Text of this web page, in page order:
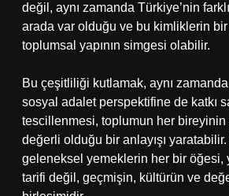
değil, aynı zamanda Türkiye’nin
arada var olduğu ve bu kimliklerin bir
toplumsal yapının simgesi olabilir.
Bu çeşitliliği kutlamak, aynı
sosyal adalet perspektifine de katkı
tescillenmesi, toplumun her
değerli olduğu bir anlayışı yaratabilir.
geleneksel yemeklerin her bir öğesi,
tarifi değil, geçmişin, kültürün ve